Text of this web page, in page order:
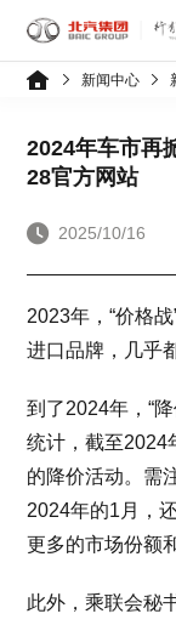
新闻中心
2024年车市再
28官方网站
2025/10/16
2023年，“价格
进口品牌，几乎
到了2024年，“
统计，截至2024
的降价活动。需
2024年的1月，
更多的市场份额
此外，乘联会秘